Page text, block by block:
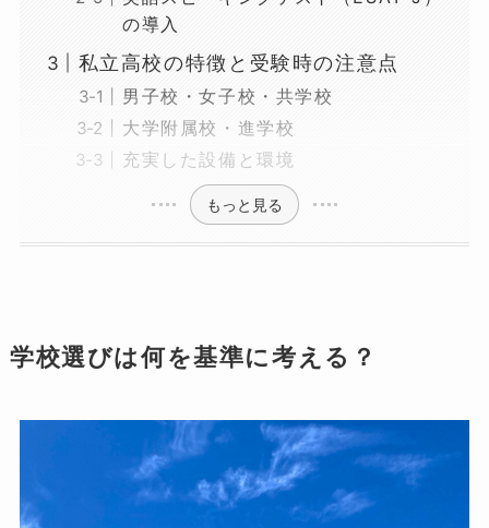
の導入
私立高校の特徴と受験時の注意点
男子校・女子校・共学校
大学附属校・進学校
充実した設備と環境
もっと見る
学校選びは何を基準に考える？